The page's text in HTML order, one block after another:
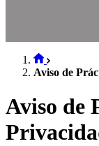
Aviso de
Aviso de